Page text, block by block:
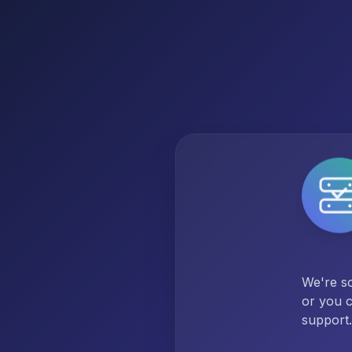
We're
or you
support.